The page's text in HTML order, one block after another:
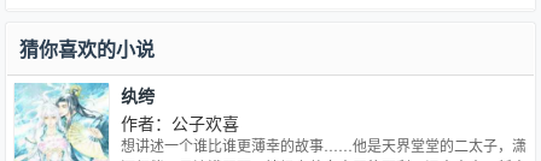
猜你喜欢的小说
纨绔
作者：公子欢喜
想讲述一个谁比谁更薄幸的故事……他是天界堂堂的二太子，潇